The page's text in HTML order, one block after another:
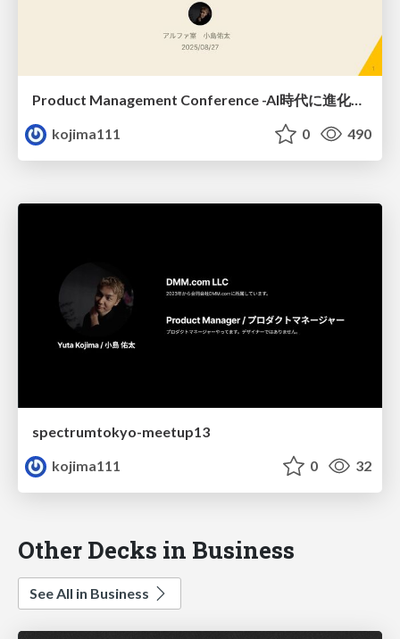
Product Management Conference -AI時代に進化するPdM-
kojima111
0 490
spectrumtokyo-meetup13
kojima111
0 32
Other Decks in Business
See All in Business